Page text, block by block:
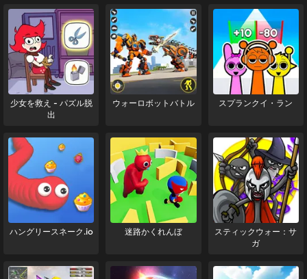
少女を救え - パズル脱
出
ウォーロボットバトル スプランクイ・ラン
ハングリースネーク.io 迷路かくれんぼ
スティックウォー：サ
ガ